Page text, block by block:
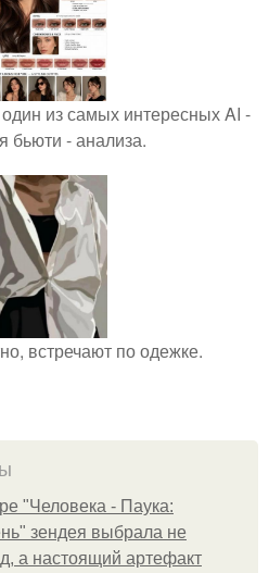
из самых интересных AI -
бьюти - анализа.
встречают по одежке.
"Человека - Паука:
зендея выбрала не
а настоящий артефакт